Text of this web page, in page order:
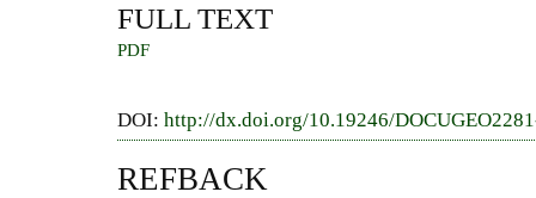
FULL TEXT
PDF
DOI: http://dx.doi.org/10.19246/
REFBACK